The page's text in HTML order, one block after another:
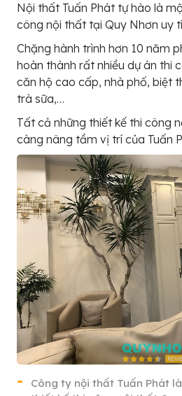
Nội thất Tuấn Phát tự hào là
công nội thất tại Quy Nhơn uy
Chặng hành trình hơn 10 năm
hoàn thành rất nhiều dự án thi
căn hộ cao cấp, nhà phố, biệt
trà sữa,…
Tất cả những thiết kế thi công
càng nâng tầm vị trí của Tuấn
Công ty nội thất Tuấn Phát